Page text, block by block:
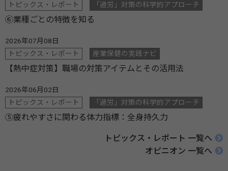
トピックス・レポート
「過労」対策の科学的アプローチ
⑥業種ごとの特徴を知る
2026年07月08日
トピックス・レポート
産業保健の実践ナビ
【熱中症対策】職場の対策アイテムとその活用法
2026年06月02日
トピックス・レポート
「過労」対策の科学的アプローチ
⑤疲れやすさに関わる体力指標：全身持久力
トピックス・レポート 一覧へ
オピニオン 一覧へ